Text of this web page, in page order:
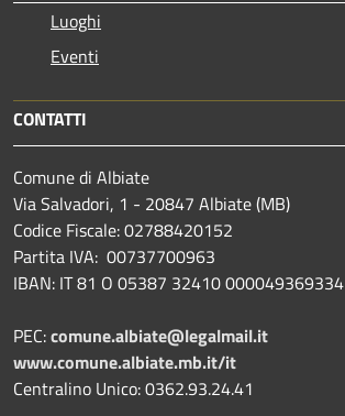
Luoghi
Eventi
CONTATTI
Comune di Albiate
Via Salvadori, 1 - 20847 Albiate (MB)
Codice Fiscale: 02788420152
Partita IVA: 00737700963
IBAN: IT 81 O 05387 32410 000049369334
PEC:comune.albiate@legalmail.it
www.comune.albiate.mb.it/it
Centralino Unico: 0362.93.24.41